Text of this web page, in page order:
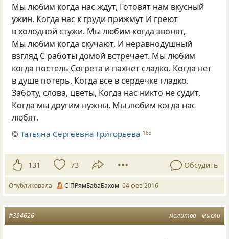
Мы любим когда нас ждут, Готовят нам вкусный
ужин. Когда нас к груди прижмут И греют
в холодной стужи. Мы любим когда звонят,
Мы любим когда скучают, И неравнодушный
взгляд С работы домой встречает. Мы любим
когда постель Согрета и пахнет сладко. Когда нет
в душе потерь, Когда все в сердечке гладко.
Заботу, слова, цветы, Когда нас никто не судит,
Когда мы другим нужны, Мы любим когда нас
любят.
©Татьяна Сергеевна Григорьева 183
131 73 Обсудить
Опубликовала С ПРямБабаБахом 04 фев 2016
молитва мысли
#394626